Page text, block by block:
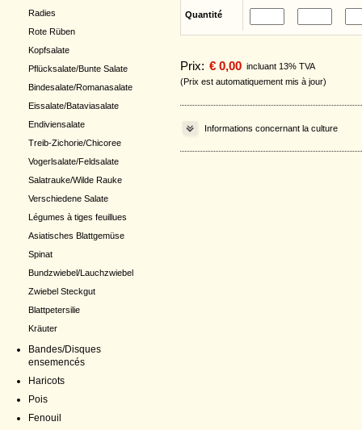
Radies
Rote Rüben
Kopfsalate
Pflücksalate/Bunte Salate
Bindesalate/Romanasalate
Eissalate/Bataviasalate
Endiviensalate
Treib-Zichorie/Chicoree
Vogerlsalate/Feldsalate
Salatrauke/Wilde Rauke
Verschiedene Salate
Légumes à tiges feuillues
Asiatisches Blattgemüse
Spinat
Bundzwiebel/Lauchzwiebel
Zwiebel Steckgut
Blattpetersilie
Kräuter
Bandes/Disques
ensemencés
Haricots
Pois
Fenouil
Quantité
Prix: € 0,00 incluant 13% TVA
(Prix est automatiquement mis à jour)
Informations concernant la culture